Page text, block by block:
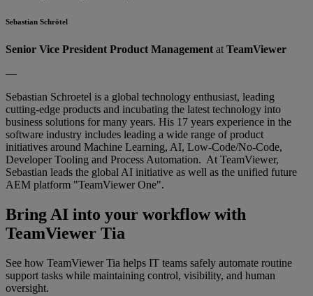
Sebastian Schrötel
Senior Vice President Product Management at TeamViewer
—
Sebastian Schroetel is a global technology enthusiast, leading
cutting-edge products and incubating the latest technology into
business solutions for many years. His 17 years experience in the
software industry includes leading a wide range of product
initiatives around Machine Learning, AI, Low-Code/No-Code,
Developer Tooling and Process Automation. At TeamViewer,
Sebastian leads the global AI initiative as well as the unified future
AEM platform "TeamViewer One".
Bring AI into your workflow with
TeamViewer Tia
See how TeamViewer Tia helps IT teams safely automate routine
support tasks while maintaining control, visibility, and human
oversight.